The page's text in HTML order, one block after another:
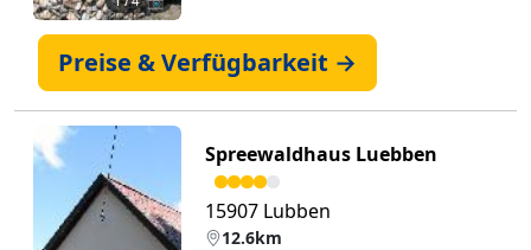
Preise & Verfügbarkeit →
Spreewaldhaus Luebben
15907 Lubben
12.6km